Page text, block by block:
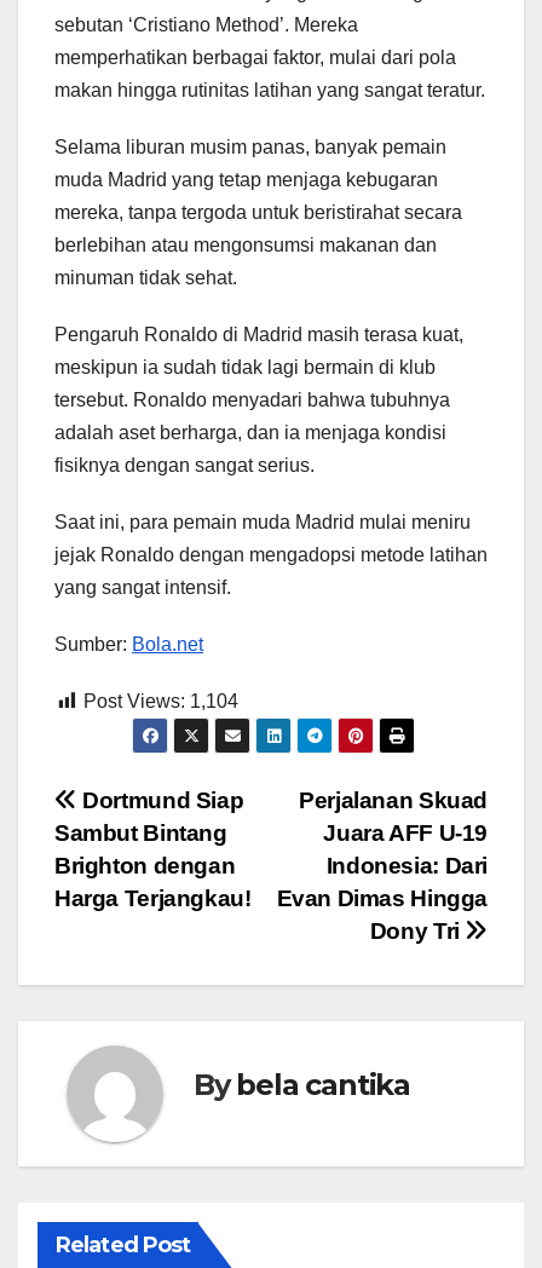
sebutan ‘Cristiano Method’. Mereka
memperhatikan berbagai faktor, mulai dari pola
makan hingga rutinitas latihan yang sangat teratur.
Selama liburan musim panas, banyak pemain
muda Madrid yang tetap menjaga kebugaran
mereka, tanpa tergoda untuk beristirahat secara
berlebihan atau mengonsumsi makanan dan
minuman tidak sehat.
Pengaruh Ronaldo di Madrid masih terasa kuat,
meskipun ia sudah tidak lagi bermain di klub
tersebut. Ronaldo menyadari bahwa tubuhnya
adalah aset berharga, dan ia menjaga kondisi
fisiknya dengan sangat serius.
Saat ini, para pemain muda Madrid mulai meniru
jejak Ronaldo dengan mengadopsi metode latihan
yang sangat intensif.
Sumber: Bola.net
Post Views: 1,104
Post
navigation
Perjalanan Skuad
Juara AFF U-19
Indonesia: Dari
Evan Dimas Hingga
Dony Tri
Dortmund Siap
Sambut Bintang
Brighton dengan
Harga Terjangkau!
Bybela cantika
Related Post